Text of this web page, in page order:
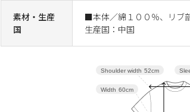
素材・生産
国
■本体／綿１００％、リブ
生産国：中国
Width 60cm
Shoulder width 52cm